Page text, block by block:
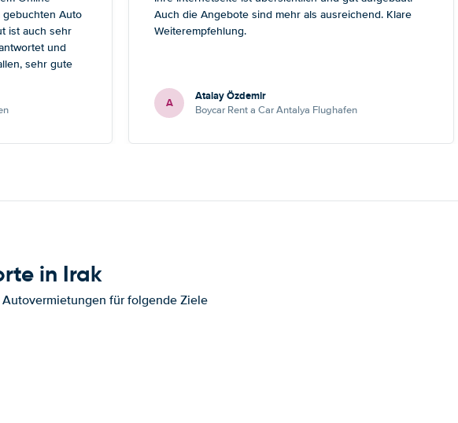
Auto
ist auch sehr
und
sehr gute
Auch die Angebote sind mehr als ausreichend. Klare
Weiterempfehlung.
A Atalay Özdemir
Boycar Rent a Car Antalya Flughafen
in Irak
für folgende Ziele